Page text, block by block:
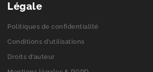
Légale
Politiques de confidentialité
Conditions d’utilisations
Droits d’auteur